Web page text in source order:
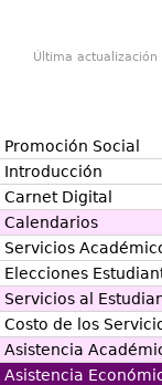
Última
Promoción Social
Introducción
Carnet Digital
Calendarios
Servicios
Elecciones
Servicios al
Costo de los
Asistencia
Asistencia